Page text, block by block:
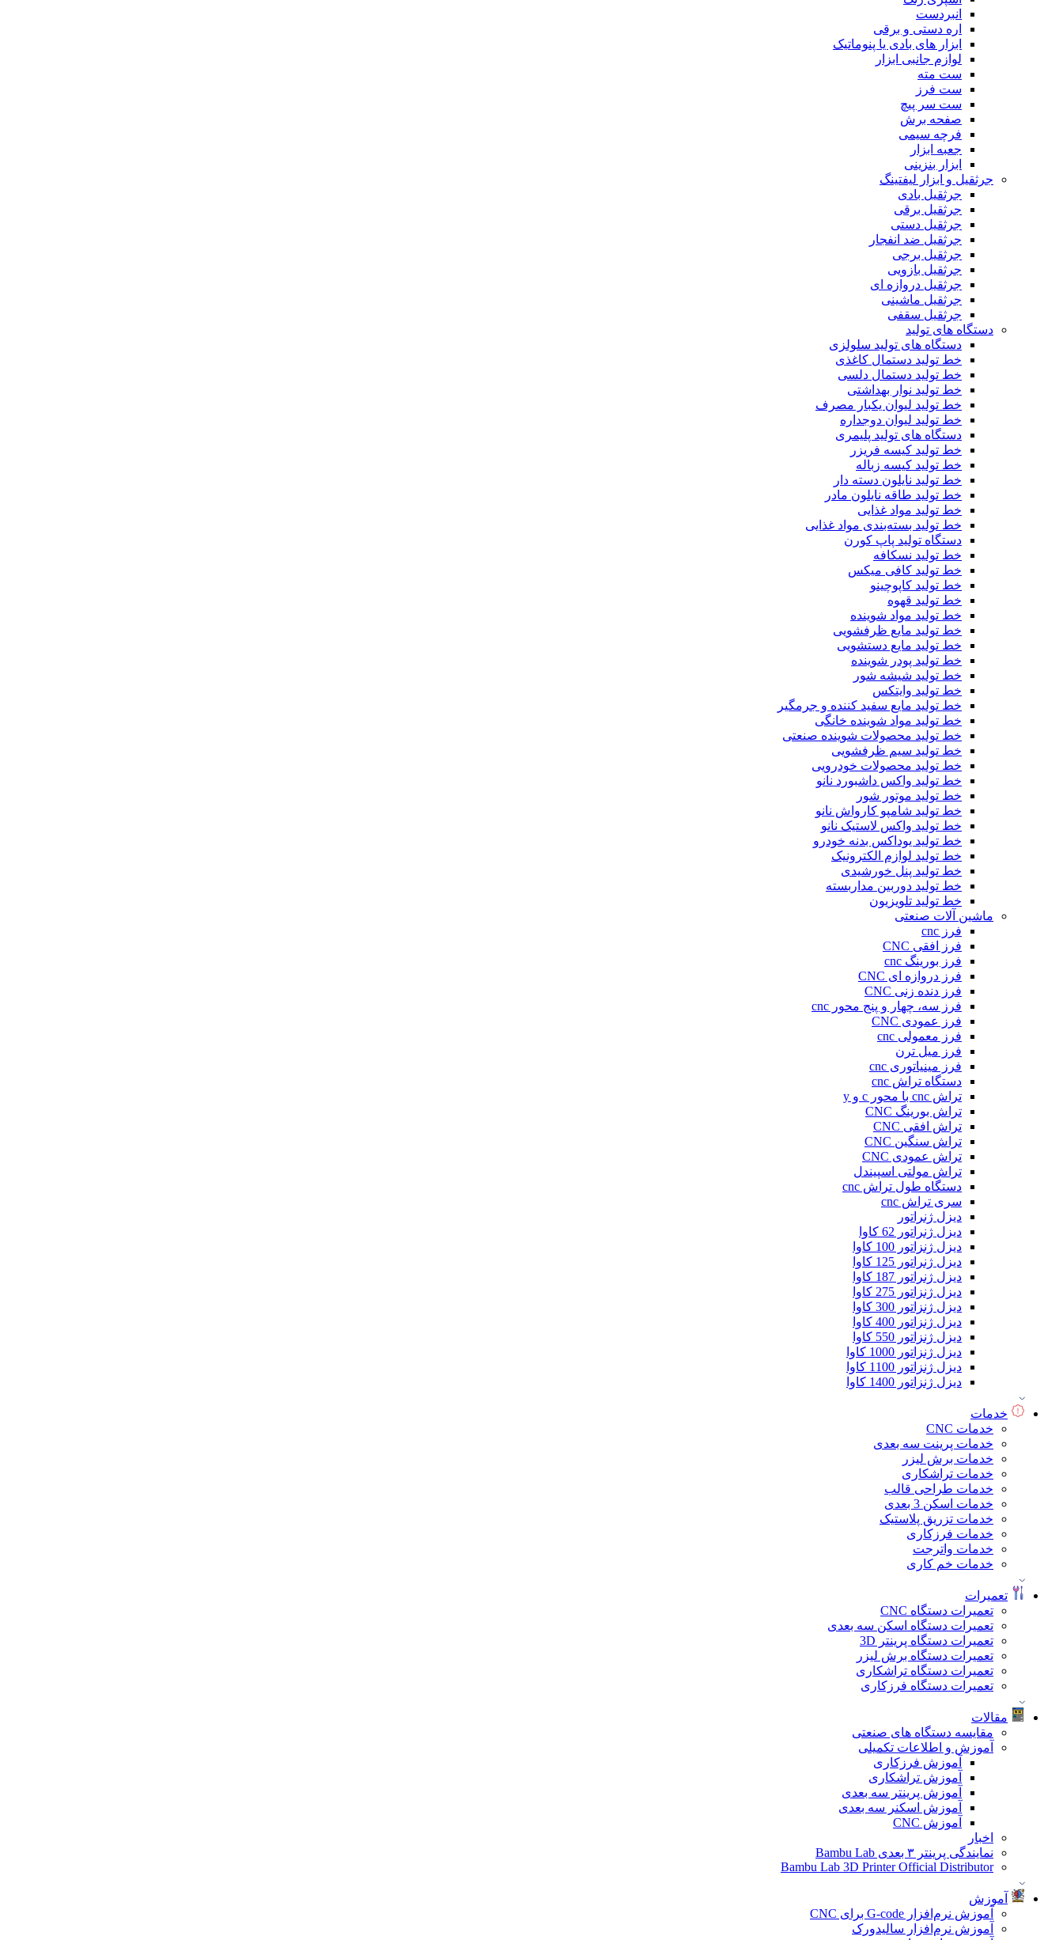
انبردست
اره دستی و برقی
ابزار های بادی یا پنوماتیک
لوازم جانبی ابزار
ست مته
ست فرز
ست سر پیچ
صفحه برش
فرچه سیمی
جعبه ابزار
ابزار بنزینی
جرثقیل و ابزار لیفتینگ
جرثقیل بادی
جرثقیل برقی
جرثقیل دستی
جرثقیل ضد انفجار
جرثقیل برجی
جرثقیل بازویی
جرثقیل دروازه ای
جرثقیل ماشینی
جرثقیل سقفی
دستگاه های تولید
دستگاه های تولید سلولزی
خط تولید دستمال کاغذی
خط تولید دستمال دلسی
خط تولید نوار بهداشتی
خط تولید لیوان یکبار مصرف
خط تولید لیوان دوجداره
دستگاه های تولید پلیمری
خط تولید کیسه فریزر
خط تولید کیسه زباله
خط تولید نایلون دسته دار
خط تولید طاقه نایلون مادر
خط تولید مواد غذایی
خط تولید بسته‌بندی مواد غذایی
دستگاه تولید پاپ کورن
خط تولید نسکافه
خط تولید کافی میکس
خط تولید کاپوچینو
خط تولید قهوه
خط تولید مواد شوینده
خط تولید مایع ظرفشویی
خط تولید مایع دستشویی
خط تولید پودر شوینده
خط تولید شیشه شور
خط تولید وایتکس
خط تولید مایع سفید کننده و جرمگیر
خط تولید مواد شوینده خانگی
خط تولید محصولات شوینده صنعتی
خط تولید سیم ظرفشویی
خط تولید محصولات خودرویی
خط تولید واکس داشبورد نانو
خط تولید موتور شور
خط تولید شامپو کارواش نانو
خط تولید واکس لاستیک نانو
خط تولید یوداکس بدنه خودرو
خط تولید لوازم الکترونیک
خط تولید پنل خورشیدی
خط تولید دوربین مداربسته
خط تولید تلویزیون
ماشین آلات صنعتی
فرز cnc
فرز افقی CNC
فرز بورینگ cnc
فرز دروازه ای CNC
فرز دنده زنی CNC
فرز سه، چهار و پنج محور cnc
فرز عمودی CNC
فرز معمولی cnc
فرز میل ترن
فرز مینیاتوری cnc
دستگاه تراش cnc
تراش cnc با محور c و y
تراش بورینگ CNC
تراش افقی CNC
تراش سنگین CNC
تراش عمودی CNC
تراش مولتی اسپیندل
دستگاه طول تراش cnc
سری تراش cnc
دیزل ژنراتور
دیزل ژنراتور 62 کاوا
دیزل ژنزاتور 100 کاوا
دیزل ژنراتور 125 کاوا
دیزل ژنراتور 187 کاوا
دیزل ژنزاتور 275 کاوا
دیزل ژنزاتور 300 کاوا
دیزل ژنزاتور 400 کاوا
دیزل ژنزاتور 550 کاوا
دیزل ژنزاتور 1000 کاوا
دیزل ژنزاتور 1100 کاوا
دیزل ژنزاتور 1400 کاوا
خدمات
خدمات CNC
خدمات پرینت سه بعدی
خدمات برش لیزر
خدمات تراشکاری
خدمات طراحی قالب
خدمات اسکن 3 بعدی
خدمات تزریق پلاستیک
خدمات فرزکاری
خدمات واترجت
خدمات خم کاری
تعمیرات
تعمیرات دستگاه CNC
تعمیرات دستگاه اسکن سه بعدی
تعمیرات دستگاه پرینتر 3D
تعمیرات دستگاه برش لیزر
تعمیرات دستگاه تراشکاری
تعمیرات دستگاه فرزکاری
مقالات
مقایسه دستگاه های صنعتی
آموزش و اطلاعات تکمیلی
آموزش فرزکاری
آموزش تراشکاری
آموزش پرینتر سه بعدی
آموزش اسکنر سه بعدی
آموزش CNC
اخبار
نمایندگی پرینتر ۳ بعدی Bambu Lab
Bambu Lab 3D Printer Official Distributor
آموزش
آموزش نرم‌افزار G-code برای CNC
آموزش نرم‌افزار سالیدورک